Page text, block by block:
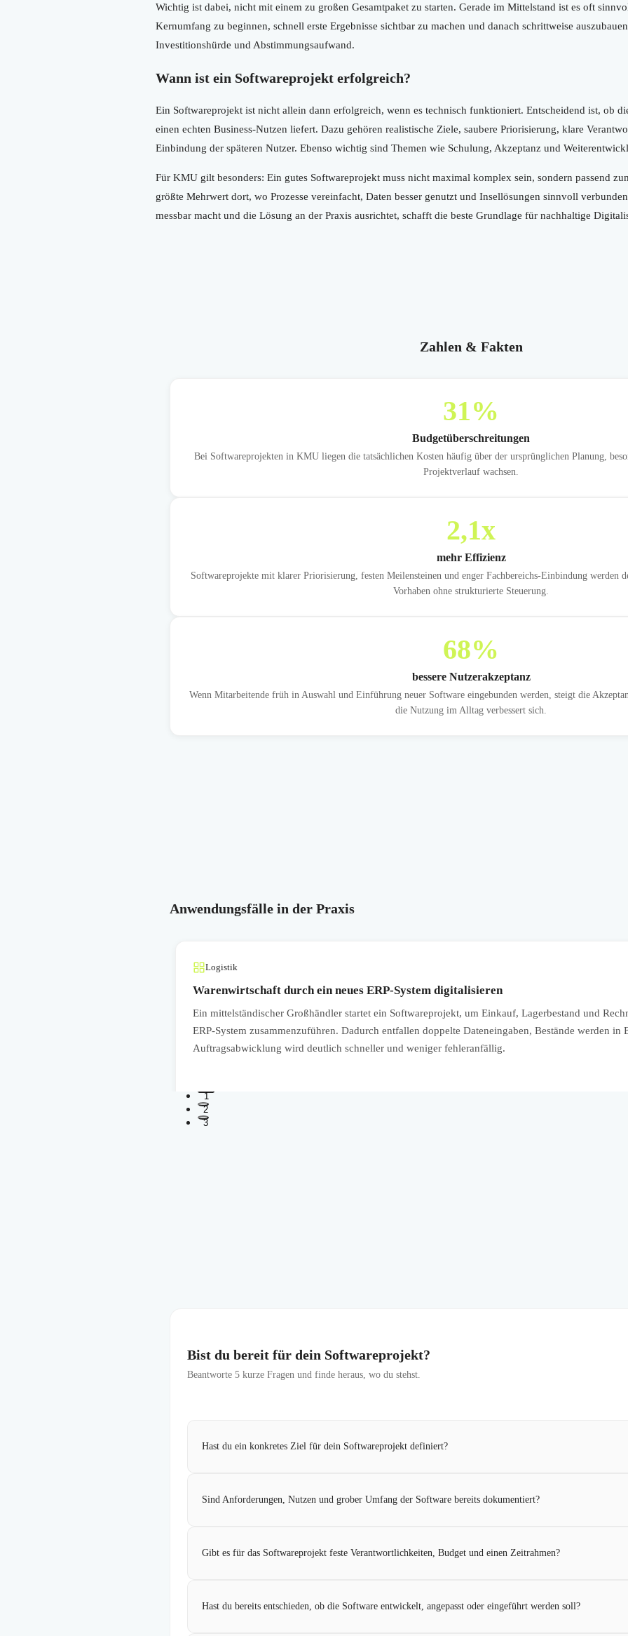
Wichtig ist dabei, nicht mit einem zu großen Gesamtpaket zu starten. Gerade im Mittelstand ist es oft
Kernumfang zu beginnen, schnell erste Ergebnisse sichtbar zu machen und danach schrittweise
Investitionshürde und Abstimmungsaufwand.
Wann ist ein Softwareprojekt erfolgreich?
Ein Softwareprojekt ist nicht allein dann erfolgreich, wenn es technisch funktioniert. Entscheidend ist, ob
einen echten Business-Nutzen liefert. Dazu gehören realistische Ziele, saubere Priorisierung, klare
Einbindung der späteren Nutzer. Ebenso wichtig sind Themen wie Schulung, Akzeptanz und
Für KMU gilt besonders: Ein gutes Softwareprojekt muss nicht maximal komplex sein, sondern passend
größte Mehrwert dort, wo Prozesse vereinfacht, Daten besser genutzt und Insellösungen sinnvoll
messbar macht und die Lösung an der Praxis ausrichtet, schafft die beste Grundlage für nachhaltige
Zahlen & Fakten
31%
Budgetüberschreitungen
Bei Softwareprojekten in KMU liegen die tatsächlichen Kosten häufig über der ursprünglichen Planung,
Projektverlauf wachsen.
2,1x
mehr Effizienz
Softwareprojekte mit klarer Priorisierung, festen Meilensteinen und enger Fachbereichs-Einbindung werden
Vorhaben ohne strukturierte Steuerung.
68%
bessere Nutzerakzeptanz
Wenn Mitarbeitende früh in Auswahl und Einführung neuer Software eingebunden werden, steigt die
die Nutzung im Alltag verbessert sich.
Anwendungsfälle in der Praxis
Logistik
Warenwirtschaft durch ein neues ERP-System digitalisieren
Ein mittelständischer Großhändler startet ein Softwareprojekt, um Einkauf, Lagerbestand und
ERP-System zusammenzuführen. Dadurch entfallen doppelte Dateneingaben, Bestände werden in
Auftragsabwicklung wird deutlich schneller und weniger fehleranfällig.
1
2
3
Bist du bereit für dein Softwareprojekt?
Beantworte 5 kurze Fragen und finde heraus, wo du stehst.
Hast du ein konkretes Ziel für dein Softwareprojekt definiert?
Sind Anforderungen, Nutzen und grober Umfang der Software bereits dokumentiert?
Gibt es für das Softwareprojekt feste Verantwortlichkeiten, Budget und einen Zeitrahmen?
Hast du bereits entschieden, ob die Software entwickelt, angepasst oder eingeführt werden soll?